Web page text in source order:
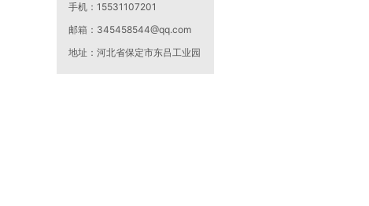
手机： 15531107201
邮箱： 345458544@qq.com
地址： 河北省保定市东吕工业园